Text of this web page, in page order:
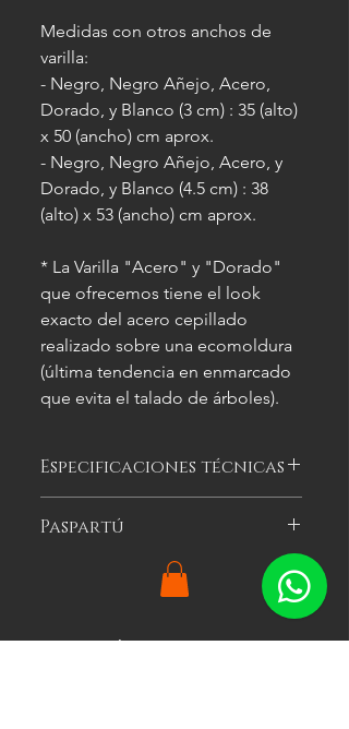
Medidas con otros anchos de
varilla:
- Negro, Negro Añejo, Acero,
Dorado, y Blanco (3 cm) : 35 (alto)
x 50 (ancho) cm aprox.
- Negro, Negro Añejo, Acero, y
Dorado, y Blanco (4.5 cm) : 38
(alto) x 53 (ancho) cm aprox.
* La Varilla "Acero" y "Dorado"
que ofrecemos tiene el look
exacto del acero cepillado
realizado sobre una ecomoldura
(última tendencia en enmarcado
que evita el talado de árboles).
Especificaciones técnicas
ilustrativas, y las características del
Paspartú
Es el cartón especial de color que se
puede optar por colocar alrededor
agregarle impacto visual al cuadro.
Productos